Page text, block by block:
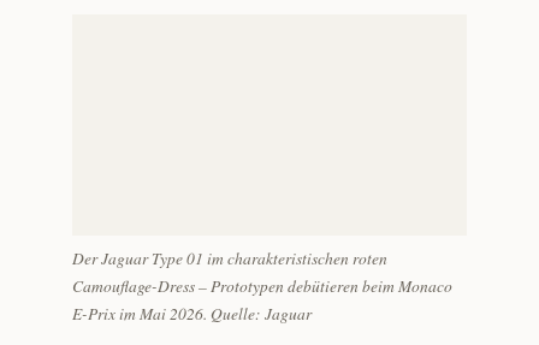
Der Jaguar Type 01 im charakteristischen roten
Camouflage-Dress – Prototypen debütieren beim Monaco
E-Prix im Mai 2026. Quelle: Jaguar